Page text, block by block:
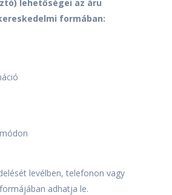
lehetőségei az áru
formában:
levélben, telefonon vagy
adhatja le.